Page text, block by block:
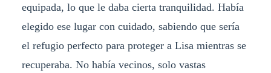
equipada, lo que le daba cierta tranquilidad. Había
elegido ese lugar con cuidado, sabiendo que sería
el refugio perfecto para proteger a Lisa mientras se
recuperaba. No había vecinos, solo vastas